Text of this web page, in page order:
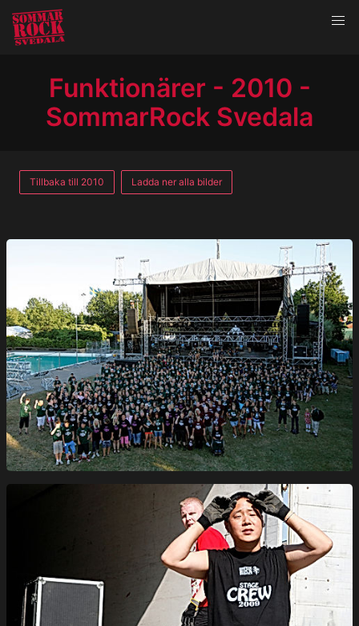
Funktionärer - 2010 -
SommarRock Svedala
Tillbaka till 2010 Ladda ner alla bilder